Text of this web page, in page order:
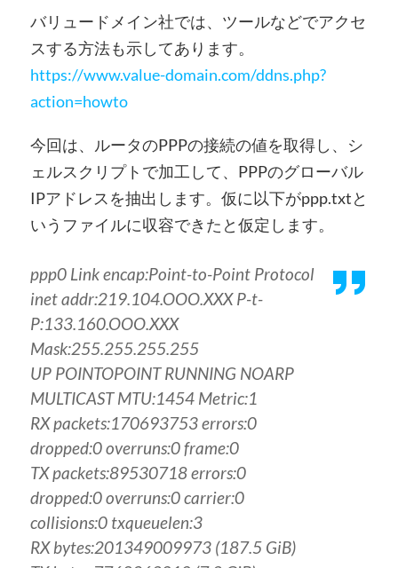
バリュードメイン社では、ツールなどでアクセ
スする方法も示してあります。
https://www.value-domain.com/ddns.php?
action=howto
今回は、ルータのPPPの接続の値を取得し、シ
ェルスクリプトで加工して、PPPのグローバル
IPアドレスを抽出します。仮に以下がppp.txtと
いうファイルに収容できたと仮定します。
ppp0 Link encap:Point-to-Point Protocol
inet addr:219.104.OOO.XXX P-t-
P:133.160.OOO.XXX
Mask:255.255.255.255
UP POINTOPOINT RUNNING NOARP
MULTICAST MTU:1454 Metric:1
RX packets:170693753 errors:0
dropped:0 overruns:0 frame:0
TX packets:89530718 errors:0
dropped:0 overruns:0 carrier:0
collisions:0 txqueuelen:3
RX bytes:201349009973 (187.5 GiB)